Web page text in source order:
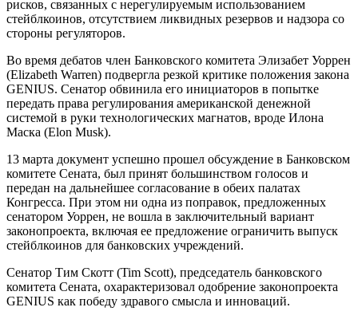
рисков, связанных с нерегулируемым использованием
стейблкоинов, отсутствием ликвидных резервов и надзора со
стороны регуляторов.
Во время дебатов член Банковского комитета Элизабет Уоррен
(Elizabeth Warren) подвергла резкой критике положения закона
GENIUS. Сенатор обвинила его инициаторов в попытке
передать права регулирования американской денежной
системой в руки технологических магнатов, вроде Илона
Маска (Elon Musk).
13 марта документ успешно прошел обсуждение в Банковском
комитете Сената, был принят большинством голосов и
передан на дальнейшее согласование в обеих палатах
Конгресса. При этом ни одна из поправок, предложенных
сенатором Уоррен, не вошла в заключительный вариант
законопроекта, включая ее предложение ограничить выпуск
стейблкоинов для банковских учреждений.
Сенатор Тим Скотт (Tim Scott), председатель банковского
комитета Сената, охарактеризовал одобрение законопроекта
GENIUS как победу здравого смысла и инноваций.